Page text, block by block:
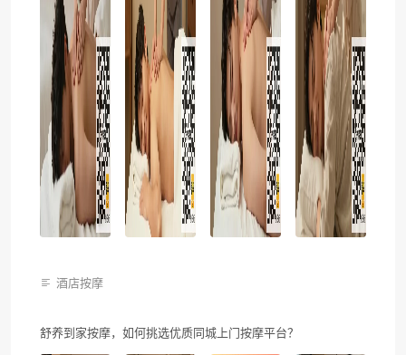
酒店按摩
舒养到家按摩，如何挑选优质同城上门按摩平台？